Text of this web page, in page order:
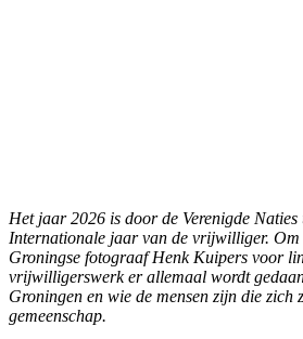
Het jaar 2026 is door de Verenigde Naties
Internationale jaar van de vrijwilliger. Om
Groningse fotograaf Henk Kuipers voor
vrijwilligerswerk er allemaal wordt
Groningen en wie de mensen zijn die zich
gemeenschap.